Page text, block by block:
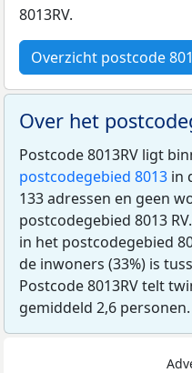
8013RV.
Overzicht postcode
Over het
Postcode 8013RV ligt
postcodegebied 8013 in
133 adressen en geen
postcodegebied 8013
in het postcodegebied
de inwoners (33%) is
Postcode 8013RV telt
gemiddeld 2,6 personen.